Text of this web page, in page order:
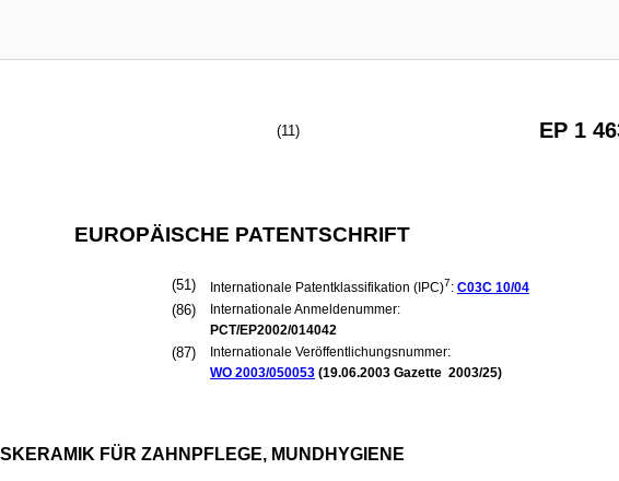
(11) EP 1
EUROPÄISCHE PATENTSCHRIFT
(51) Internationale Patentklassifikation (IPC)7: C03C 10/04
(86)
Internationale Anmeldenummer:
PCT/EP2002/014042
(87)
Internationale Veröffentlichungsnummer:
WO 2003/050053 (19.06.2003 Gazette 2003/25)
FÜR ZAHNPFLEGE, MUNDHYGIENE